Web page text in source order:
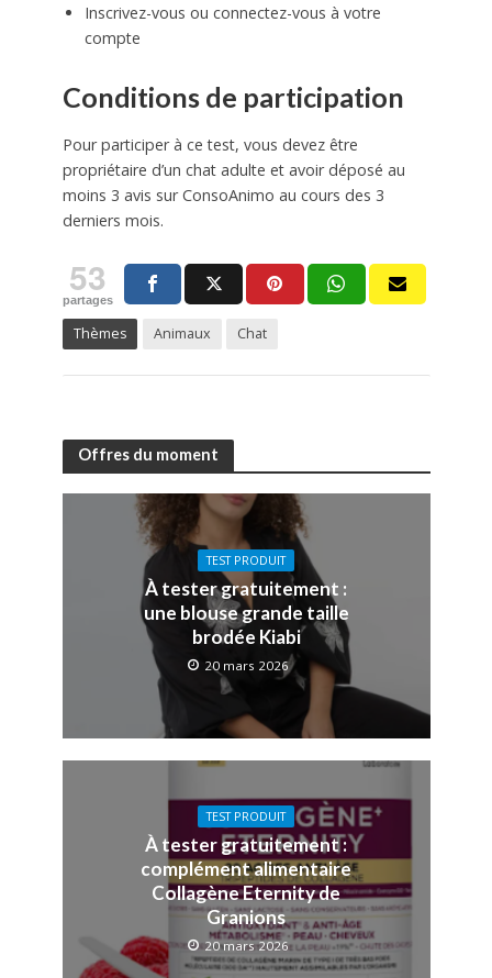
Inscrivez-vous ou connectez-vous à votre
compte
Conditions de participation
Pour participer à ce test, vous devez être
propriétaire d’un chat adulte et avoir déposé au
moins 3 avis sur ConsoAnimo au cours des 3
derniers mois.
53
partages
Thèmes Animaux Chat
Offres du moment
TEST PRODUIT
À tester gratuitement :
une blouse grande taille
brodée Kiabi
20 mars 2026
TEST PRODUIT
À tester gratuitement :
complément alimentaire
Collagène Eternity de
Granions
20 mars 2026